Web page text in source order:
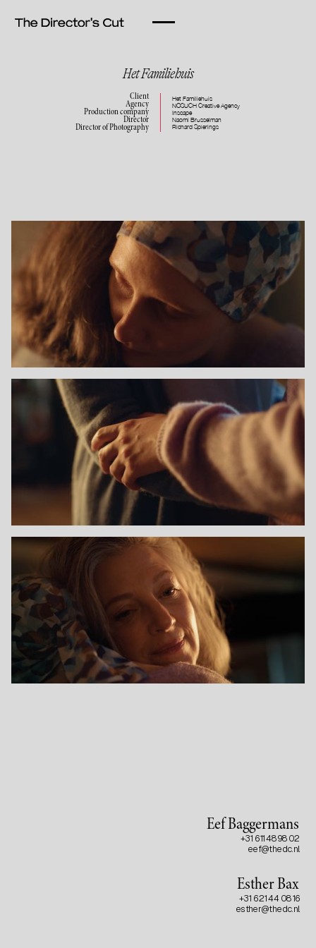
Het Familiehuis
Client
Agency
Production company
Director
Director of Photography
Het Familiehuis
NOSUCH Creative Agency
Inscape
Naomi Brusselman
Richard Spierings
Eef Baggermans
+31 6 11 48 98 02
eef@thedc.nl
Esther Bax
+31 6 21 44 08 16
esther@thedc.nl